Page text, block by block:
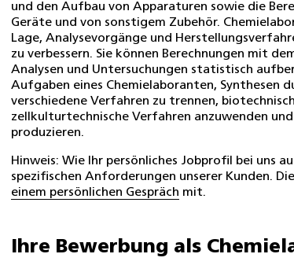
und den Aufbau von Apparaturen sowie die
Geräte und von sonstigem Zubehör.
Lage, Analysevorgänge und
zu verbessern. Sie können Berechnungen mit
Analysen und Untersuchungen statistisch
Aufgaben eines Chemielaboranten, Synthesen
verschiedene Verfahren zu trennen,
zellkulturtechnische Verfahren anzuwenden
produzieren.
Hinweis: Wie Ihr persönliches Jobprofil bei uns
spezifischen Anforderungen unserer Kunden.
einem persönlichen Gespräch mit.
Ihre Bewerbung als